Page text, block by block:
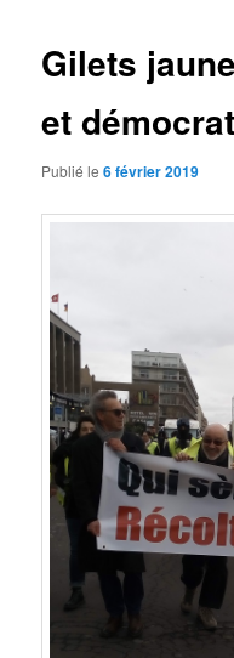
Gilets
et
Publié le6 février 2019